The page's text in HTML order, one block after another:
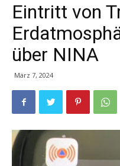
Eintritt von
über NINA
März 7, 2024